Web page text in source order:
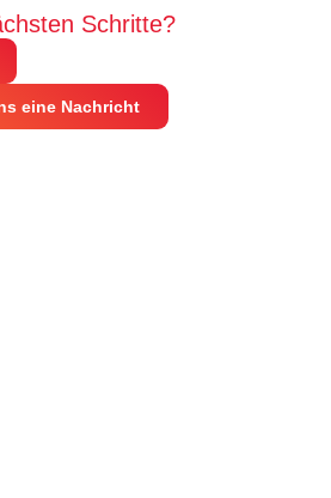
Schritte?
eine Nachricht